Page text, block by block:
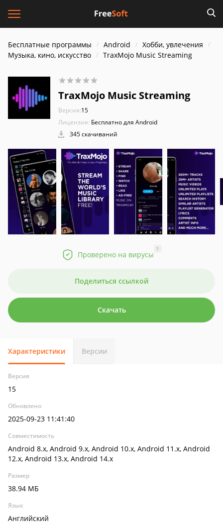
Бесплатные программы Android
Хобби, увлечения
Музыка, кино, искусство
TraxMojo Music Streaming
TraxMojo Music Streaming
Версия:15
Лицензия: Бесплатно для Android
345 скачиваний
Проверено на вирусы
?
Поделиться ссылкой
Скачать
Характеристики Версии
Версия
15
Обновлено
2025-09-23 11:41:40
Совместимость
Android 8.x, Android 9.x, Android 10.x, Android 11.x, Android
12.x, Android 13.x, Android 14.x
Размер
38.94 МБ
Язык
Английский